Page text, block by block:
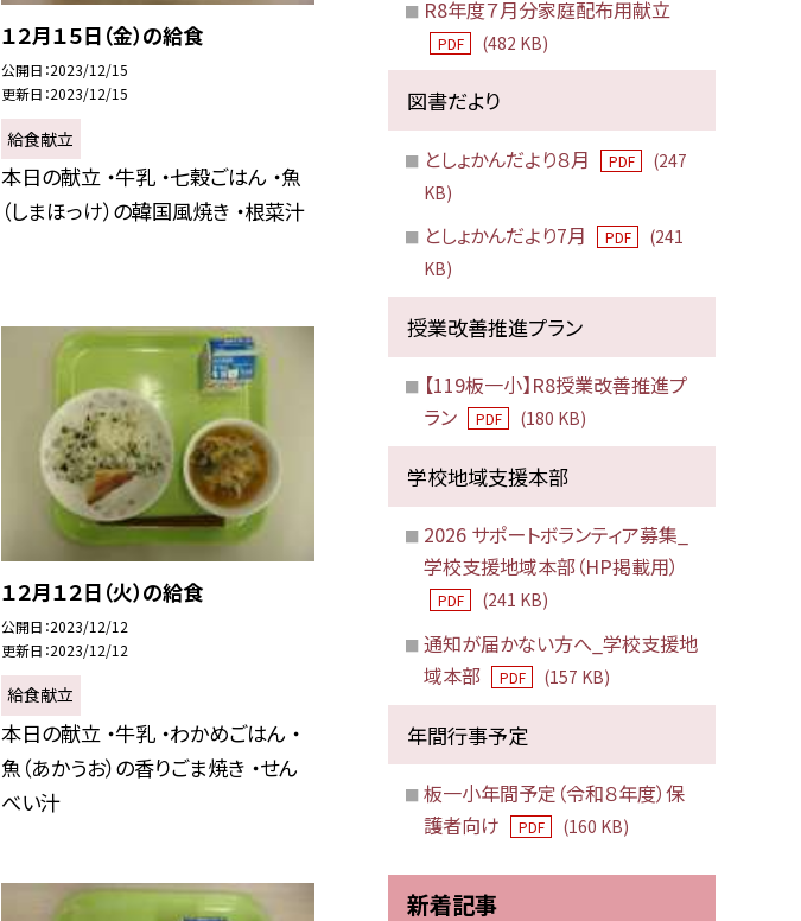
１２月１５日（金）の給食
公開日 2023/12/15
更新日 2023/12/15
給食献立
本日の献立 ・牛乳 ・七穀ごはん ・魚
（しまほっけ）の韓国風焼き ・根菜汁
１２月１２日（火）の給食
公開日 2023/12/12
更新日 2023/12/12
給食献立
本日の献立 ・牛乳 ・わかめごはん ・
魚（あかうお）の香りごま焼き ・せん
べい汁
R8年度７月分家庭配布用献立
PDF (482 KB)
図書だより
としょかんだより８月 PDF
(247
KB)
としょかんだより7月 PDF
(241
KB)
授業改善推進プラン
【119板一小】R8授業改善推進プ
ラン
PDF (180 KB)
学校地域支援本部
2026 サポートボランティア募集_
学校支援地域本部（HP掲載用）
PDF (241 KB)
通知が届かない方へ_学校支援地
域本部
PDF (157 KB)
年間行事予定
板一小年間予定（令和８年度）保
護者向け
PDF (160 KB)
新着記事